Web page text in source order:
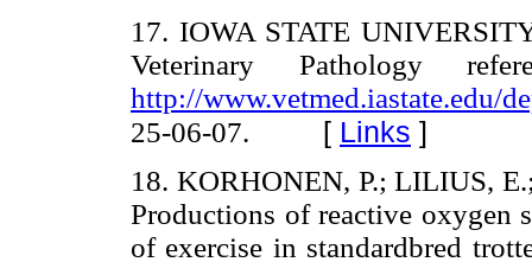
17. IOWA STATE
Veterinary Pathology
http://www.vetmed.iastate.edu/
25-06-07.
[ Links ]
18. KORHONEN, P.; LILIUS,
Productions of reactive oxygen
of exercise in standardbred